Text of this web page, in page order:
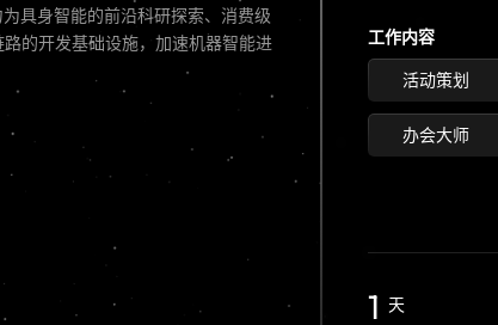
具身智能的前沿科研探索、消费级
的开发基础设施，加速机器智能进
工作内容
活动策划
办会大师
1 天